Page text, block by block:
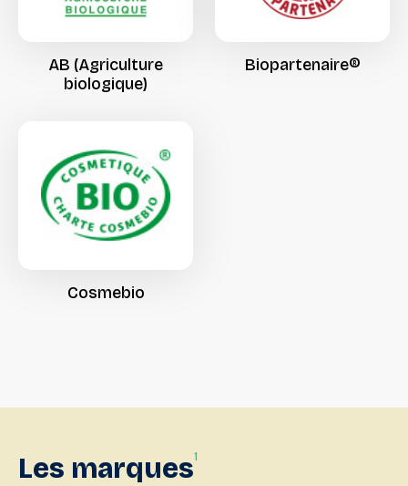
AB (Agriculture
biologique)
Biopartenaire®
Cosmebio
Les marques1